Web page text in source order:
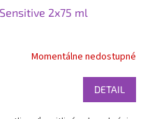
2x75 ml
Momentálne nedostupné
DETAIL